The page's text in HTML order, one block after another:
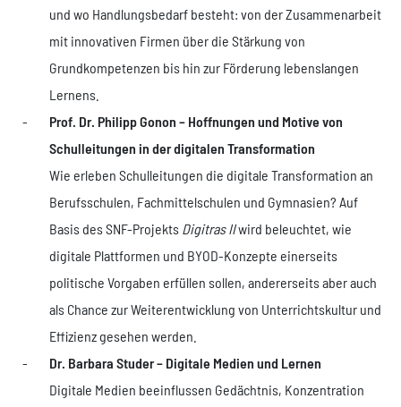
und wo Handlungsbedarf besteht: von der Zusammenarbeit
mit innovativen Firmen über die Stärkung von
Grundkompetenzen bis hin zur Förderung lebenslangen
Lernens.
Prof. Dr. Philipp Gonon – Hoffnungen und Motive von
Schulleitungen in der digitalen Transformation
Wie erleben Schulleitungen die digitale Transformation an
Berufsschulen, Fachmittelschulen und Gymnasien? Auf
Basis des SNF-Projekts Digitras IIwird beleuchtet, wie
digitale Plattformen und BYOD-Konzepte einerseits
politische Vorgaben erfüllen sollen, andererseits aber auch
als Chance zur Weiterentwicklung von Unterrichtskultur und
Effizienz gesehen werden.
Dr. Barbara Studer – Digitale Medien und Lernen
Digitale Medien beeinflussen Gedächtnis, Konzentration